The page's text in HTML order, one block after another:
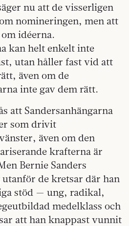
nu att de visserligen
nomineringen, men att
idéerna.
kan helt enkelt inte
utan håller fast vid att
även om de
inte gav dem rätt.
att Sandersanhängarna
som drivit
även om den
krafterna är
Bernie Sanders
de kretsar där han
stöd — ung, radikal,
medelklass och
att han knappast vunnit